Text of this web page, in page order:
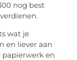
nog best
wat je
en liever aan
papierwerk en